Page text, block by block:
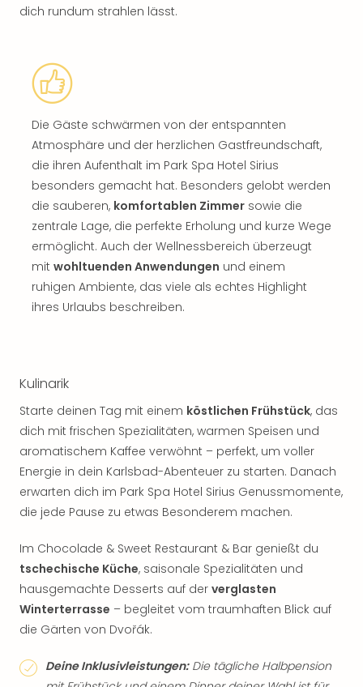
dich rundum strahlen lässt.
Die Gäste schwärmen von der entspannten
Atmosphäre und der herzlichen Gastfreundschaft,
die ihren Aufenthalt im Park Spa Hotel Sirius
besonders gemacht hat. Besonders gelobt werden
die sauberen, komfortablen Zimmer sowie die
zentrale Lage, die perfekte Erholung und kurze Wege
ermöglicht. Auch der Wellnessbereich überzeugt
mit wohltuenden Anwendungen und einem
ruhigen Ambiente, das viele als echtes Highlight
ihres Urlaubs beschreiben.
Kulinarik
Starte deinen Tag mit einem köstlichen Frühstück, das
dich mit frischen Spezialitäten, warmen Speisen und
aromatischem Kaffee verwöhnt – perfekt, um voller
Energie in dein Karlsbad-Abenteuer zu starten. Danach
erwarten dich im Park Spa Hotel Sirius Genussmomente,
die jede Pause zu etwas Besonderem machen.
Im Chocolade & Sweet Restaurant & Bar genießt du
tschechische Küche, saisonale Spezialitäten und
hausgemachte Desserts auf der verglasten
Winterterrasse – begleitet vom traumhaften Blick auf
die Gärten von Dvořák.
Deine Inklusivleistungen:Die tägliche Halbpension